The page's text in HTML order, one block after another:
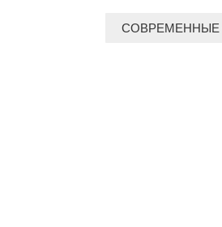
СОВРЕМЕННЫЕ